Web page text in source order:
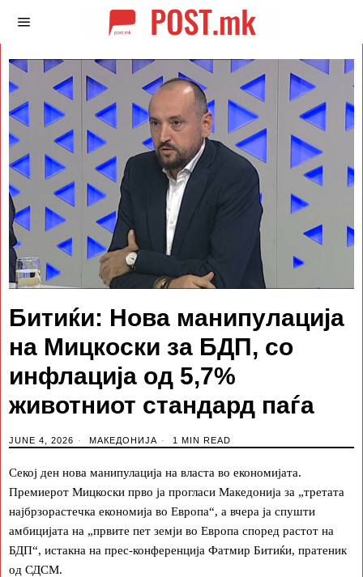
Битиќи: Нова манипулација
на Мицкоски за БДП, со
инфлација од 5,7%
животниот стандард паѓа
JUNE 4, 2026 МАКЕДОНИЈА 1 MIN READ
Секој ден нова манипулација на власта во економијата.
Премиерот Мицкоски прво ја прогласи Македонија за „третата
најбрзорастечка економија во Европа“, а вчера ја спушти
амбицијата на „првите пет земји во Европа според растот на
БДП“, истакна на прес-конференција Фатмир Битиќи, пратеник
од СДСМ.